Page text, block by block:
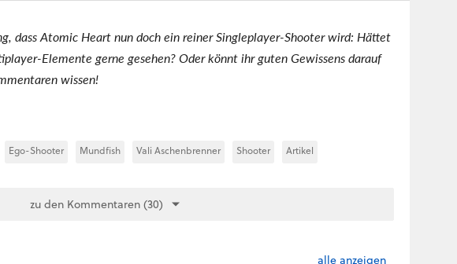
dass Atomic Heart nun doch ein reiner Singleplayer-Shooter wird: Hättet
Elemente gerne gesehen? Oder könnt ihr guten Gewissens darauf
wissen!
Ego-Shooter Mundfish Vali Aschenbrenner Shooter Artikel
zu den Kommentaren (30)
alle anzeigen